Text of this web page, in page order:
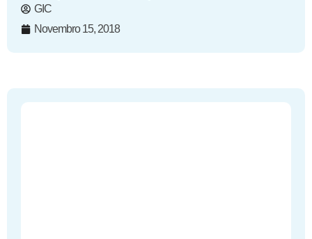
GIC
Novembro 15, 2018